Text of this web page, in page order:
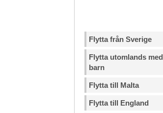
Flytta från Sverige
Flytta utomlands med
barn
Flytta till Malta
Flytta till England